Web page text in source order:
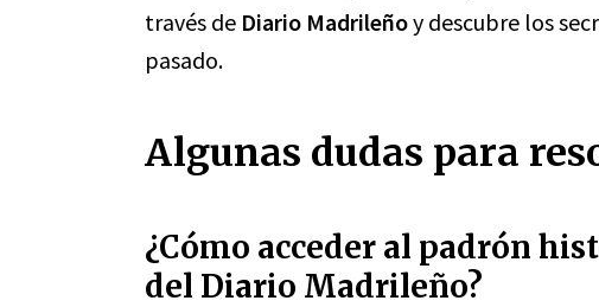
través de Diario Madrileñoy descubre los
pasado.
Algunas dudas para
¿Cómo acceder al padrón
del Diario Madrileño?